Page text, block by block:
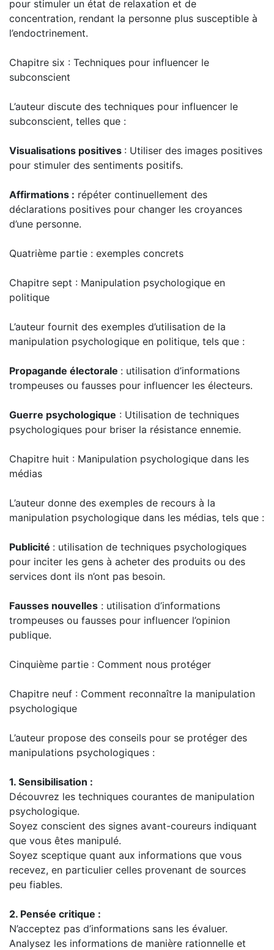
pour stimuler un état de relaxation et de
concentration, rendant la personne plus susceptible à
l’endoctrinement.
Chapitre six : Techniques pour influencer le
subconscient
L’auteur discute des techniques pour influencer le
subconscient, telles que :
Visualisations positives : Utiliser des images positives
pour stimuler des sentiments positifs.
Affirmations : répéter continuellement des
déclarations positives pour changer les croyances
d’une personne.
Quatrième partie : exemples concrets
Chapitre sept : Manipulation psychologique en
politique
L’auteur fournit des exemples d’utilisation de la
manipulation psychologique en politique, tels que :
Propagande électorale : utilisation d’informations
trompeuses ou fausses pour influencer les électeurs.
Guerre psychologique : Utilisation de techniques
psychologiques pour briser la résistance ennemie.
Chapitre huit : Manipulation psychologique dans les
médias
L’auteur donne des exemples de recours à la
manipulation psychologique dans les médias, tels que :
Publicité : utilisation de techniques psychologiques
pour inciter les gens à acheter des produits ou des
services dont ils n’ont pas besoin.
Fausses nouvelles : utilisation d’informations
trompeuses ou fausses pour influencer l’opinion
publique.
Cinquième partie : Comment nous protéger
Chapitre neuf : Comment reconnaître la manipulation
psychologique
L’auteur propose des conseils pour se protéger des
manipulations psychologiques :
1. Sensibilisation :
Découvrez les techniques courantes de manipulation
psychologique.
Soyez conscient des signes avant-coureurs indiquant
que vous êtes manipulé.
Soyez sceptique quant aux informations que vous
recevez, en particulier celles provenant de sources
peu fiables.
2. Pensée critique :
N’acceptez pas d’informations sans les évaluer.
Analysez les informations de manière rationnelle et